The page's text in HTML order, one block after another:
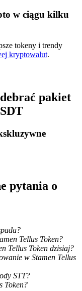
z kopiowania
w ciągu kilku
tokeny i trendy
kryptowalut.
pakiet
pytania o
Tellus Token?
Tellus Token dzisiaj?
w Stamen Tellus
STT?
Token?